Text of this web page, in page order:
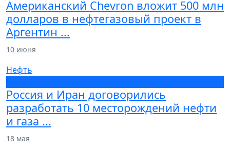
Американский Chevron вложит 500 млн
долларов в нефтегазовый проект в
Аргентин ...
10 июня
Нефть
Россия и Иран договорились
разработать 10 месторождений нефти
и газа ...
18 мая